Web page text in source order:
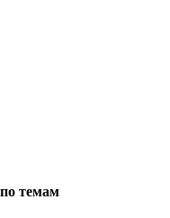
по темам